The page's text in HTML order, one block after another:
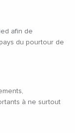
afin de
du pourtour de
à ne surtout